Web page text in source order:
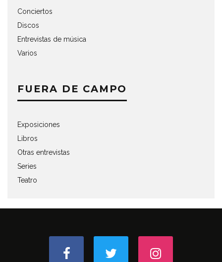
Conciertos
Discos
Entrevistas de música
Varios
FUERA DE CAMPO
Exposiciones
Libros
Otras entrevistas
Series
Teatro